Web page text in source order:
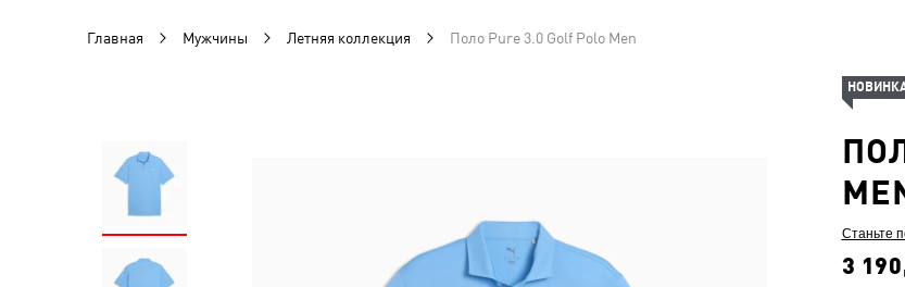
Главная Мужчины Летняя коллекция Поло Pure 3.0 Golf Polo Men
Станьте
3